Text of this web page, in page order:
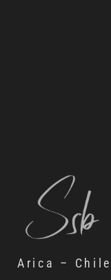
Arica – Chile